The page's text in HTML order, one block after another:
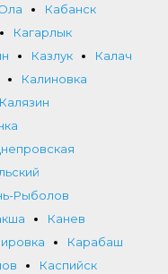
Кабанск
Кагарлык
Казлук
Калач
Калиновка
Калязин
Рыболов
Канев
Карабаш
Каспийск